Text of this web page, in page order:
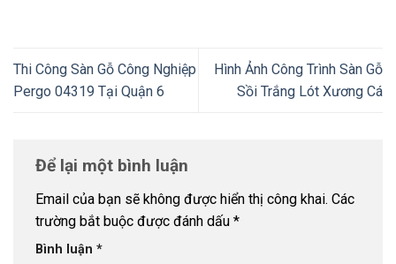
Thi Công Sàn Gỗ Công Nghiệp
Pergo 04319 Tại Quận 6
Hình Ảnh Công Trình Sàn Gỗ
Sồi Trắng Lót Xương Cá
Để lại một bình luận
Email của bạn sẽ không được hiển thị công khai. Các
trường bắt buộc được đánh dấu *
Bình luận *